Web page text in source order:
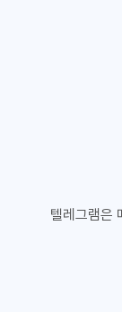
텔레그램은